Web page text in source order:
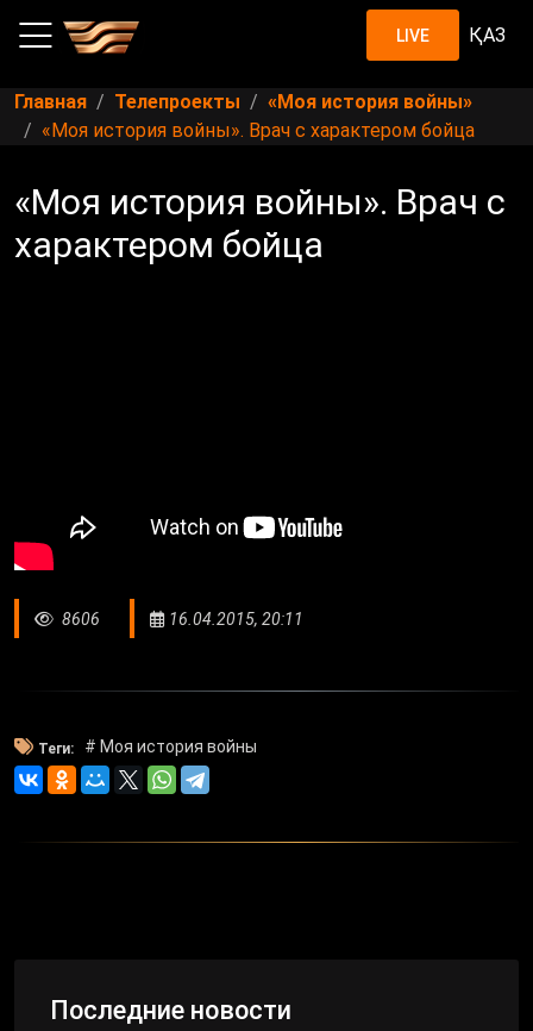
LIVE ҚАЗ
Главная Телепроекты
«Моя история войны»
«Моя история войны». Врач с характером бойца
«Моя история войны». Врач с
характером бойца
8606 16.04.2015, 20:11
Теги: # Моя история войны
Последние новости